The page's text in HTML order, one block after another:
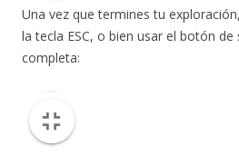
Una vez que termines tu
la tecla ESC, o bien usar el botón de
completa: